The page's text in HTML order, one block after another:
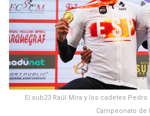
El sub23 Raúl Mira y los cadetes
Campeonato de